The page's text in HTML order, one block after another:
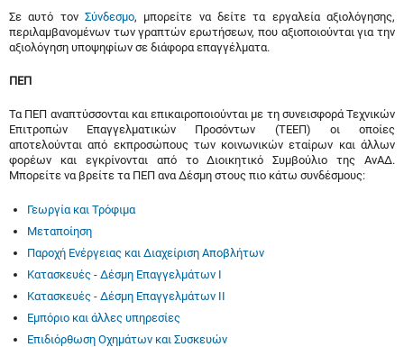
Σε αυτό τον Σύνδεσμο, μπορείτε να δείτε τα εργαλεία αξιολόγησης,
περιλαμβανομένων των γραπτών ερωτήσεων, που αξιοποιούνται για την
αξιολόγηση υποψηφίων σε διάφορα επαγγέλματα.
ΠΕΠ
Τα ΠΕΠ αναπτύσσονται και επικαιροποιούνται με τη συνεισφορά Τεχνικών
Επιτροπών Επαγγελματικών Προσόντων (ΤΕΕΠ) οι οποίες
αποτελούνται από εκπροσώπους των κοινωνικών εταίρων και άλλων
φορέων και εγκρίνονται από το Διοικητικό Συμβούλιο της ΑνΑΔ.
Μπορείτε να βρείτε τα ΠΕΠ ανα Δέσμη στους πιο κάτω συνδέσμους:
Γεωργία και Τρόφιμα
Μεταποίηση
Παροχή Ενέργειας και Διαχείριση Αποβλήτων
Κατασκευές - Δέσμη Επαγγελμάτων Ι
Κατασκευές - Δέσμη Επαγγελμάτων ΙΙ
Εμπόριο και άλλες υπηρεσίες
Επιδιόρθωση Οχημάτων και Συσκευών